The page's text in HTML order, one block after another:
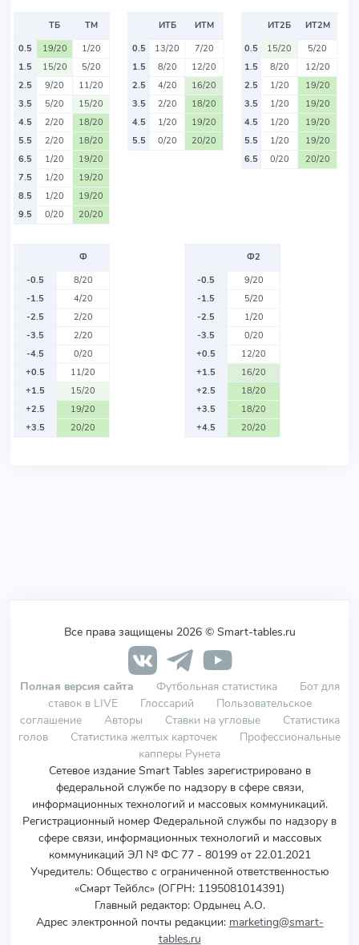
ТБ
ТМ
0.5
19/20
1/20
1.5
15/20
5/20
2.5
9/20
11/20
3.5
5/20
15/20
4.5
2/20
18/20
5.5
2/20
18/20
6.5
1/20
19/20
7.5
1/20
19/20
8.5
1/20
19/20
9.5
0/20 20/20
ИТБ
ИТМ
0.5
13/20
7/20
1.5
8/20
12/20
2.5
4/20
16/20
3.5
2/20
18/20
4.5
1/20
19/20
5.5
0/20 20/20
ИТ2Б
ИТ2М
0.5
15/20
5/20
1.5
8/20
12/20
2.5
1/20
19/20
3.5
1/20
19/20
4.5
1/20
19/20
5.5
1/20
19/20
6.5
0/20 20/20
Ф
-0.5
8/20
-1.5
4/20
-2.5
2/20
-3.5
2/20
-4.5
0/20
+0.5
11/20
+1.5
15/20
+2.5
19/20
+3.5
20/20
Ф2
-0.5
9/20
-1.5
5/20
-2.5
1/20
-3.5
0/20
+0.5
12/20
+1.5
16/20
+2.5
18/20
+3.5
18/20
+4.5
20/20
Все права защищены 2026 © Smart-tables.ru
Полная версия сайта Футбольная статистика
Бот для
ставок в LIVE
Глоссарий
Пользовательское
соглашение
Авторы Ставки на угловые
Статистика
голов
Статистика желтых карточек
Профессиональные
капперы Рунета
Сетевое издание Smart Tables зарегистрировано в
федеральной службе по надзору в сфере связи,
информационных технологий и массовых коммуникаций.
Регистрационный номер Федеральной службы по надзору в
сфере связи, информационных технологий и массовых
коммуникаций ЭЛ № ФС 77 - 80199 от 22.01.2021
Учредитель: Общество с ограниченной ответственностью
«Смарт Тейблс» (ОГРН: 1195081014391)
Главный редактор: Ордынец А.О.
Адрес электронной почты редакции: marketing@smart-
tables.ru